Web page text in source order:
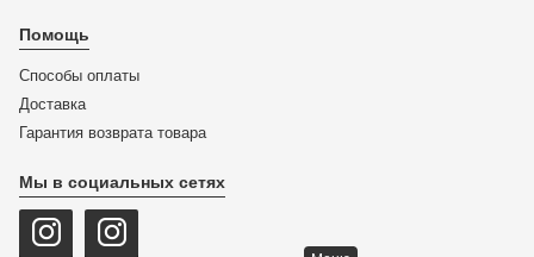
Помощь
Способы оплаты
Доставка
Гарантия возврата товара
Мы в социальных сетях